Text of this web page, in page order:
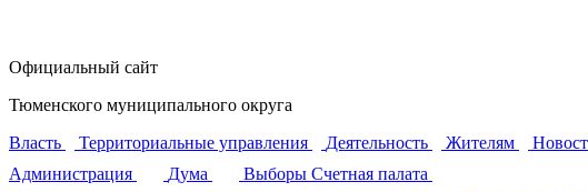
Официальный сайт
Тюменского муниципального округа
Власть
Территориальные управления Деятельность Жителям
Администрация
Дума Выборы Счетная палата